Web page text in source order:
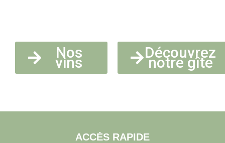
Nos
vins
Découvrez
notre gîte
ACCĖS RAPIDE